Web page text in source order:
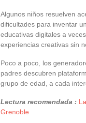
Algunos niños resuelven
dificultades para inventar
educativas digitales a
experiencias creativas sin
Poco a poco, los
padres descubren
grupo de edad, a cada
Lectura recomendada :
Grenoble